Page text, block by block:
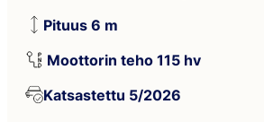
Pituus 6 m
Moottorin teho 115 hv
Katsastettu 5/2026